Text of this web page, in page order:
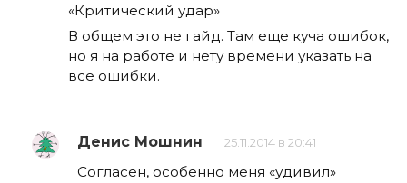
«Критический удар»
В общем это не гайд. Там еще куча ошибок,
но я на работе и нету времени указать на
все ошибки.
Денис Мошнин 25.11.2014 в 20:41
Согласен, особенно меня «удивил»